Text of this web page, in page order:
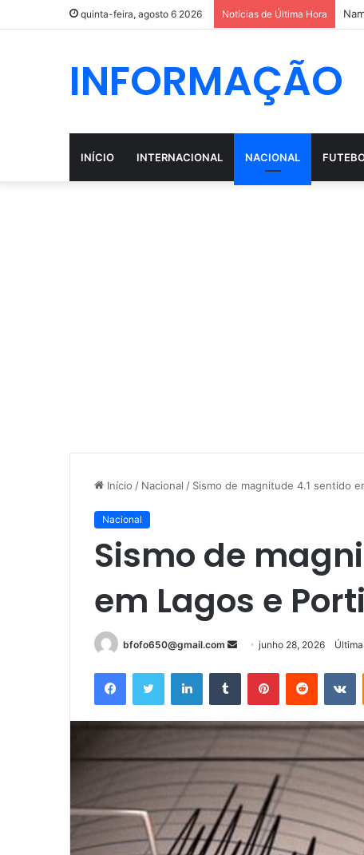
quinta-feira, agosto 6 2026 Notícias de Última Hora
INFORMAÇÃO
INÍCIO INTERNACIONAL NACIONAL
Início / Nacional / Sismo de magnitude 4.1 sentido
Nacional
Sismo de
em Lagos e
bfofo650@gmail.com
Mande
mail
junho 28, 2026
FacebookTwitter LinkedinTumblr PinterestReddit